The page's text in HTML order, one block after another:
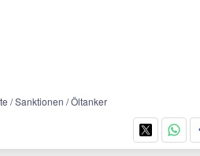
/ Sanktionen / Öltanker